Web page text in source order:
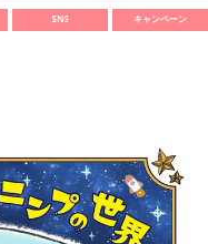
SNS キャンペーン